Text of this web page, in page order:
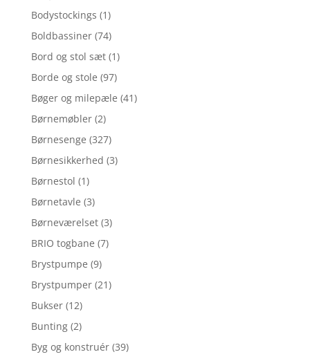
Bodystockings (1)
Boldbassiner (74)
Bord og stol sæt (1)
Borde og stole (97)
Bøger og milepæle (41)
Børnemøbler (2)
Børnesenge (327)
Børnesikkerhed (3)
Børnestol (1)
Børnetavle (3)
Børneværelset (3)
BRIO togbane (7)
Brystpumpe (9)
Brystpumper (21)
Bukser (12)
Bunting (2)
Byg og konstruér (39)